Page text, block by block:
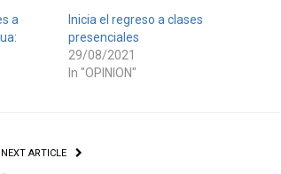
a
Inicia el regreso a clases
presenciales
29/08/2021
In "OPINION"
NEXT ARTICLE